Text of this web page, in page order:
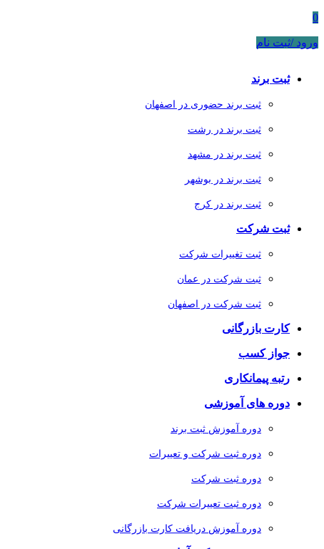
0
ورود /ثبت نام
ثبت برند
ثبت برند حضوری در اصفهان
ثبت برند در رشت
ثبت برند در مشهد
ثبت برند در بوشهر
ثبت برند در کرج
ثبت شرکت
ثبت تغییرات شرکت
ثبت شرکت در عمان
ثبت شرکت در اصفهان
کارت بازرگانی
جواز کسب
رتبه پیمانکاری
دوره های آموزشی
دوره آموزش ثبت برند
دوره ثبت شرکت و تعییرات
دوره ثبت شرکت
دوره ثبت تعییرات شرکت
دوره آموزش دریافت کارت بازرگانی